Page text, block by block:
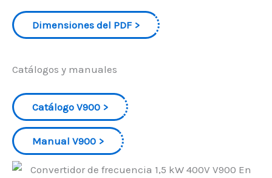
Dimensiones del PDF
Catálogos y manuales
Catálogo V900
Manual V900